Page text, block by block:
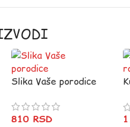
Slika Vaše porodice
810RSD